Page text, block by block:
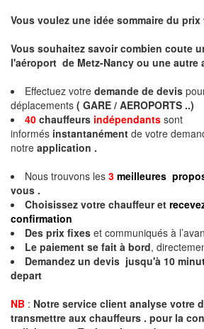
Vous voulez une idée sommaire du prix
Vous souhaitez savoir combien coute
l'aéroport de Metz-Nancy ou une autre
Effectuez votre demande de devis
déplacements ( GARE / AEROPORTS ..)
40 chauffeurs indépendants sont
informés instantanément de votre
notre application .
Nous trouvons les 3 meilleures
vous .
Choisissez votre chauffeur et
confirmation
Des prix fixes et communiqués à
Le paiement se fait à bord,
Demandez un devis jusqu'à 10
depart
NB : Notre service client analyse votre
transmettre aux chauffeurs . pour la